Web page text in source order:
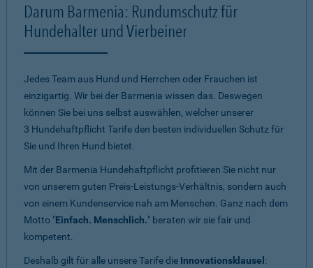
Darum Barmenia: Rundumschutz für
Hundehalter und Vierbeiner
Jedes Team aus Hund und Herrchen oder Frauchen ist
einzigartig. Wir bei der Barmenia wissen das. Deswegen
können Sie bei uns selbst auswählen, welcher unserer
3 Hundehaftpflicht Tarife den besten individuellen Schutz für
Sie und Ihren Hund bietet.
Mit der Barmenia Hundehaftpflicht profitieren Sie nicht nur
von unserem guten Preis-Leistungs-Verhältnis, sondern auch
von einem Kundenservice nah am Menschen. Ganz nach dem
Motto "Einfach. Menschlich." beraten wir sie fair und
kompetent.
Deshalb gilt für alle unsere Tarife die Innovationsklausel :